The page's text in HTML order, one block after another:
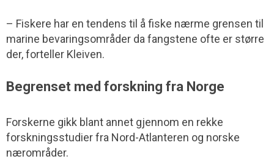
– Fiskere har en tendens til å fiske nærme grensen til
marine bevaringsområder da fangstene ofte er større
der, forteller Kleiven.
Begrenset med forskning fra Norge
Forskerne gikk blant annet gjennom en rekke
forskningsstudier fra Nord-Atlanteren og norske
nærområder.